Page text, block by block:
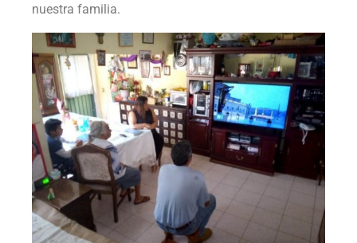
nuestra familia.